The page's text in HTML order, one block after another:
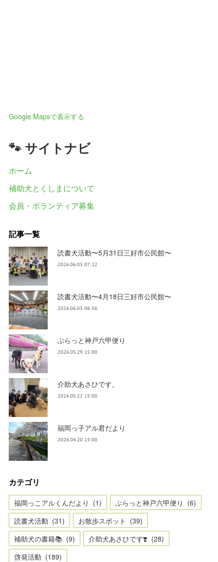
Google Mapsで表示する
🐾 サイトナビ
ホーム
補助犬とくしまについて
会員・ボランティア募集
記事一覧
読書犬活動〜5月31日三好市公民館〜
2026.06.03 07:22
読書犬活動〜4月18日三好市公民館〜
2026.06.03 06:56
ぶらっと神戸六甲便り
2026.05.29 15:00
介助犬あさひです。
2026.05.22 15:00
福岡っ子アル君だより
2026.04.20 15:00
カテゴリ
福岡っこアルくんだより (1) ぶらっと神戸六甲便り (6)
読書犬活動 (31) お散歩スポット (39)
補助犬の書籍📚 (9) 介助犬あさひです❣️ (28)
啓発活動 (189)